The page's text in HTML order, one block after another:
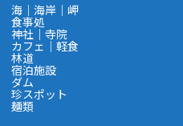
海｜海岸｜岬
食事処
神社｜寺院
カフェ｜軽食
林道
宿泊施設
ダム
珍スポット
麺類